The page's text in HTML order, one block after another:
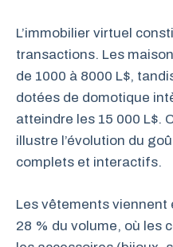
L’immobilier virtuel
transactions. Les
de 1000 à 8000 L$,
dotées de domotique
atteindre les 15 000 L$.
illustre l’évolution du
complets et interactifs.
Les vêtements
28 % du volume, où les